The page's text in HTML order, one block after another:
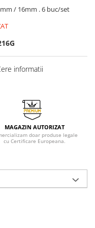
/ 16mm . 6 buc/set
informatii
MAGAZIN AUTORIZAT
doar produse legale
cu Certificare Europeana.